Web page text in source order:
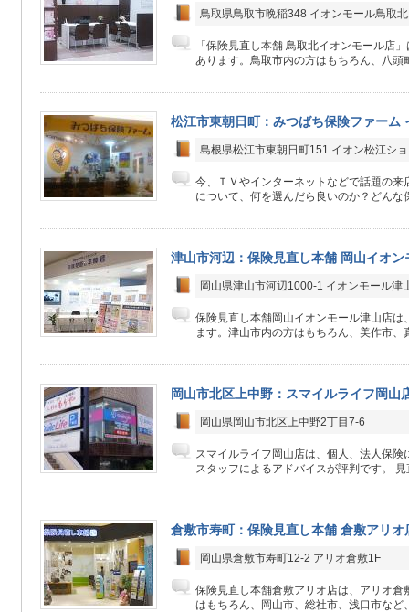
鳥取県鳥取市晩稲348 イオンモール鳥取
「保険見直し本舗 鳥取北イオンモール店
あります。鳥取市内の方はもちろん、八頭
松江市東朝日町：みつばち保険ファーム
島根県松江市東朝日町151 イオン松江シ
今、ＴＶやインターネットなどで話題の来
について、何を選んだら良いのか？どんな
津山市河辺：保険見直し本舗 岡山イオン
岡山県津山市河辺1000-1 イオンモール津
保険見直し本舗岡山イオンモール津山店は
ます。津山市内の方はもちろん、美作市、
岡山市北区上中野：スマイルライフ岡山
岡山県岡山市北区上中野2丁目7-6
スマイルライフ岡山店は、個人、法人保
スタッフによるアドバイスが評判です。
倉敷市寿町：保険見直し本舗 倉敷アリオ
岡山県倉敷市寿町12-2 アリオ倉敷1F
保険見直し本舗倉敷アリオ店は、アリオ倉
はもちろん、岡山市、総社市、浅口市など